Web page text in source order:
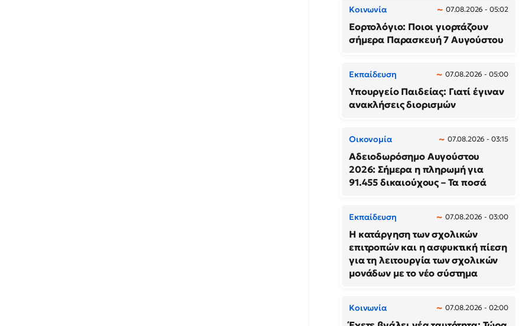
Κοινωνία 07.08.2026 - 05:02
Εορτολόγιο: Ποιοι γιορτάζουν
σήμερα Παρασκευή 7 Αυγούστου
Εκπαίδευση 07.08.2026 - 05:00
Υπουργείο Παιδείας: Γιατί έγιναν
ανακλήσεις διορισμών
Οικονομία 07.08.2026 - 03:15
Αδειοδωρόσημο Αυγούστου
2026: Σήμερα η πληρωμή για
91.455 δικαιούχους – Τα ποσά
Εκπαίδευση 07.08.2026 - 03:00
Η κατάργηση των σχολικών
επιτροπών και η ασφυκτική πίεση
για τη λειτουργία των σχολικών
μονάδων με το νέο σύστημα
Κοινωνία 07.08.2026 - 02:00